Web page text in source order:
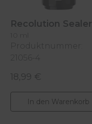
Recolution Sealer
Produktnummer:
21056-4
Regulärer Preis:
18,99 €
In den Warenkorb